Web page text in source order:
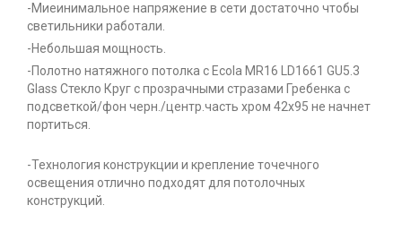
-Миеинимальное напряжение в сети достаточно чтобы
светильники работали.
-Небольшая мощность.
-Полотно натяжного потолка с Ecola MR16 LD1661 GU5.3
Glass Стекло Круг с прозрачными стразами Гребенка с
подсветкой/фон черн./центр.часть хром 42x95 не начнет
портиться.
-Технология конструкции и крепление точечного
освещения отлично подходят для потолочных
конструкций.